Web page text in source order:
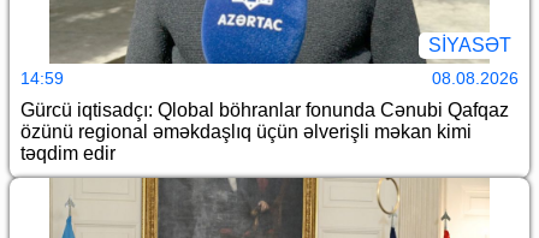
SİYASƏT
14:59 08.08.2026
Gürcü iqtisadçı: Qlobal böhranlar fonunda Cənubi Qafqaz
özünü regional əməkdaşlıq üçün əlverişli məkan kimi
təqdim edir